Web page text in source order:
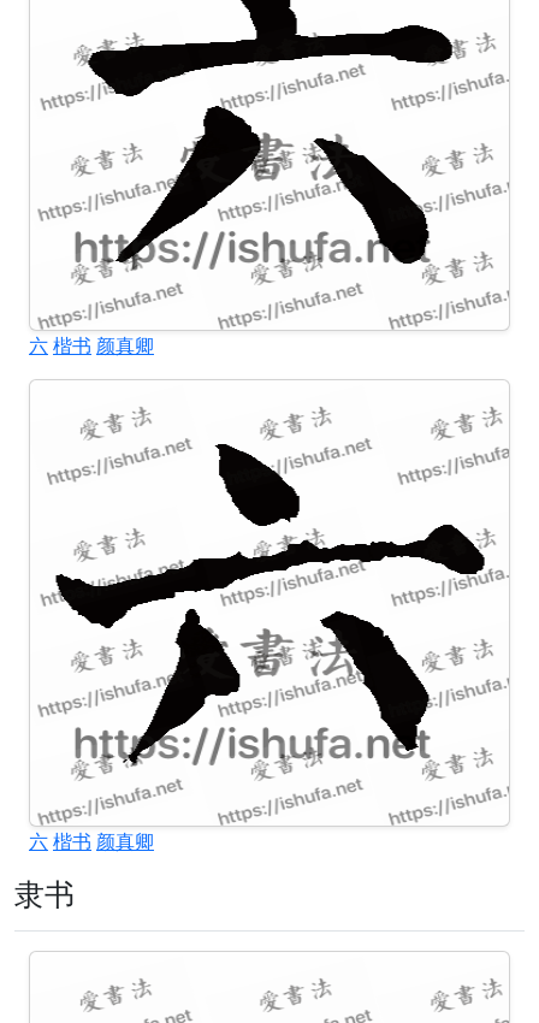
六楷书 颜真卿
六楷书 颜真卿
隶书